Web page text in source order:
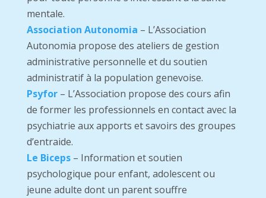
mentale.
Association Autonomia – L’Association
Autonomia propose des ateliers de gestion
administrative personnelle et du soutien
administratif à la population genevoise.
Psyfor– L’Association propose des cours afin
de former les professionnels en contact avec la
psychiatrie aux apports et savoirs des groupes
d’entraide.
Le Biceps– Information et soutien
psychologique pour enfant, adolescent ou
jeune adulte dont un parent souffre